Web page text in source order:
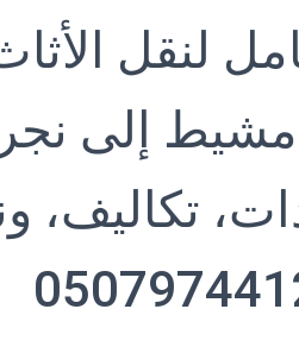
لنقل
إلى
تكاليف،